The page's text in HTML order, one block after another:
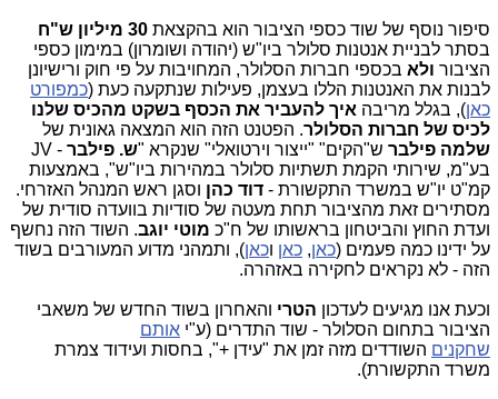
סיפור נוסף של שוד כספי הציבור הוא בהקצאת 30 מיליון ש"ח
בסתר לבניית אנטנות סלולר ביו"ש (יהודה ושומרון) במימון כספי
הציבור ולא בכספי חברות הסלולר, המחויבות על פי חוק ורישיונן
לבנות את האנטנות הללו בעצמן, פעילות שנתקעה כעת (כמפורט
כאן), בגלל מריבה איך להעביר את הכסף בשקט מהכיס שלנו
לכיס של חברות הסלולר. הפטנט הזה הוא המצאה גאונית של
שלמה פילברש"הקים" "ייצור וירטואלי" שנקרא "ש. פילבר
- JV
בע"מ, שירותי הקמת תשתיות סלולר במהירות ביו"ש", באמצעות
קמ"ט יו"ש במשרד התקשורת - דוד כהן וסגן ראש המנהל האזרחי.
מסתירים זאת מהציבור תחת מעטה של סודיות בוועדה סודית של
ועדת החוץ והביטחון בראשותו של ח"כ מוטי יוגב. השוד הזה נחשף
על ידינו כמה פעמים (כאן, כאןו כאן), ותמהני מדוע המעורבים בשוד
הזה - לא נקראים לחקירה באזהרה.
וכעת אנו מגיעים לעדכון הטרי והאחרון בשוד החדש של משאבי
הציבור בתחום הסלולר - שוד התדרים (ע"י אותם
שחקניםהשודדים מזה זמן את "עידן +", בחסות ועידוד צמרת
משרד התקשורת).